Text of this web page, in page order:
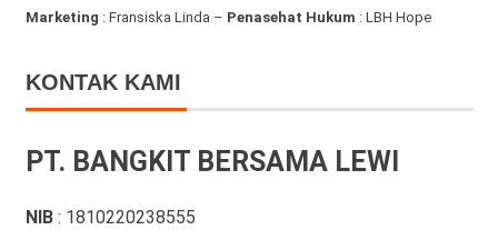
Marketing : Fransiska Linda – Penasehat Hukum : LBH Hope
KONTAK KAMI
PT. BANGKIT BERSAMA LEWI
NIB : 1810220238555